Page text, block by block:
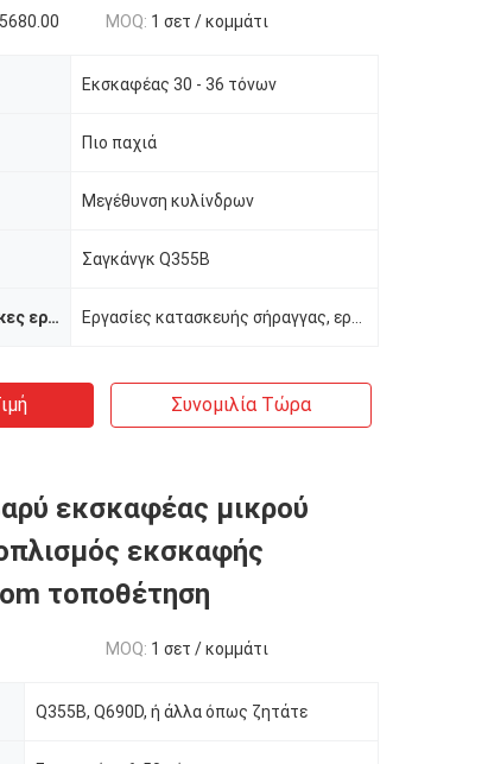
MOQ: 1 σετ / κομμάτι
Εκσκαφέας 30 - 36 τόνων
Πιο παχιά
Μεγέθυνση κυλίνδρων
Σαγκάνγκ Q355B
Κατάλληλες συνθήκες εργασίας
Συνομιλία Τώρα
εκσκαφέας μικρού
εκσκαφής
τοποθέτηση
MOQ: 1 σετ / κομμάτι
Q355B, Q690D, ή άλλα όπως ζητάτε